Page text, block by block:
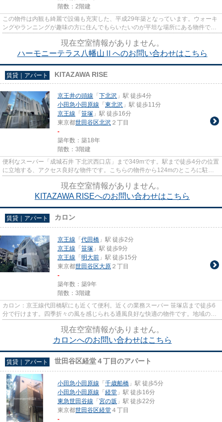
階数：2階建
この物件は内観も綺麗で設備も充実した、平成29年築となっています。ウォーキ
ングやランニングが趣味の方に住んでもらいたいのが平坦な場所にある物件で
現在空室情報がありません。
ハーモニーテラス八幡山Ⅱへのお問い合わせはこちら
賃貸｜アパート KITAZAWA RISE
京王井の頭線 「 下北沢 」駅 徒歩4分
小田急小田原線 「 東北沢 」駅 徒歩11分
京王線 「 笹塚 」駅 徒歩16分
東京都世田谷区北沢 ２丁目
-
築年数：築18年
階数：3階建
便利なスーパー「成城石井 下北沢西口店」まで349mです。駅まで徒歩4分の位置
に立地する、アクセス良好な物件です。こちらの物件から124mのところに駐車
現在空室情報がありません。
KITAZAWA RISEへのお問い合わせはこちら
賃貸｜アパート カロン
京王線 「 代田橋 」駅 徒歩2分
京王線 「 笹塚 」駅 徒歩9分
京王線 「 明大前 」駅 徒歩15分
東京都世田谷区大原 ２丁目
-
築年数：築9年
階数：3階建
カロン：京王線代田橋駅にも近くて便利。近くの業務スーパー 笹塚店まで徒歩6
分で行けます。四季折々の風を感じられる通風良好な快適の物件です。地域のゴ
現在空室情報がありません。
カロンへのお問い合わせはこちら
賃貸｜アパート 世田谷区経堂４丁目のアパート
小田急小田原線 「 千歳船橋 」駅 徒歩5分
小田急小田原線 「 経堂 」駅 徒歩16分
東急世田谷線 「 宮の坂 」駅 徒歩22分
東京都世田谷区経堂 ４丁目
-